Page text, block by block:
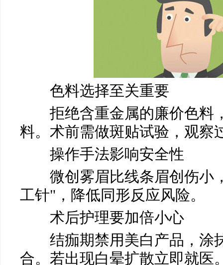
色料选择至关重要
拒绝含重金属的廉价色料
料。术前需做斑贴试验，观察
操作手法影响安全性
微创雾眉比线条眉创伤小
工针"，降低同形反应风险。
术后护理要加倍小心
结痂期禁用美白产品，涂
合。若出现白晕扩散立即就医
马小玲
医生